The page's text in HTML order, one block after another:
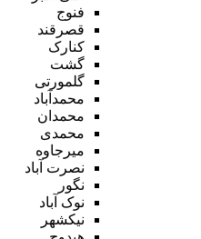
فنوج
قصرقند
کنارک
گشت
گلمورتی
محمدآباد
محمدان
محمدی
میرجاوه
نصرت آباد
نگور
نوک آباد
نیکشهر